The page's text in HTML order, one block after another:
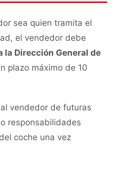
sea quien tramita el
el vendedor debe
la Dirección General de
plazo máximo de 10
vendedor de futuras
responsabilidades
coche una vez